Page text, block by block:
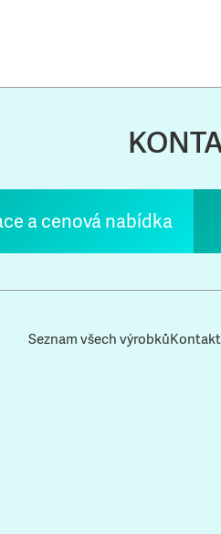
a cenová nabídka
Seznam všech výrobků